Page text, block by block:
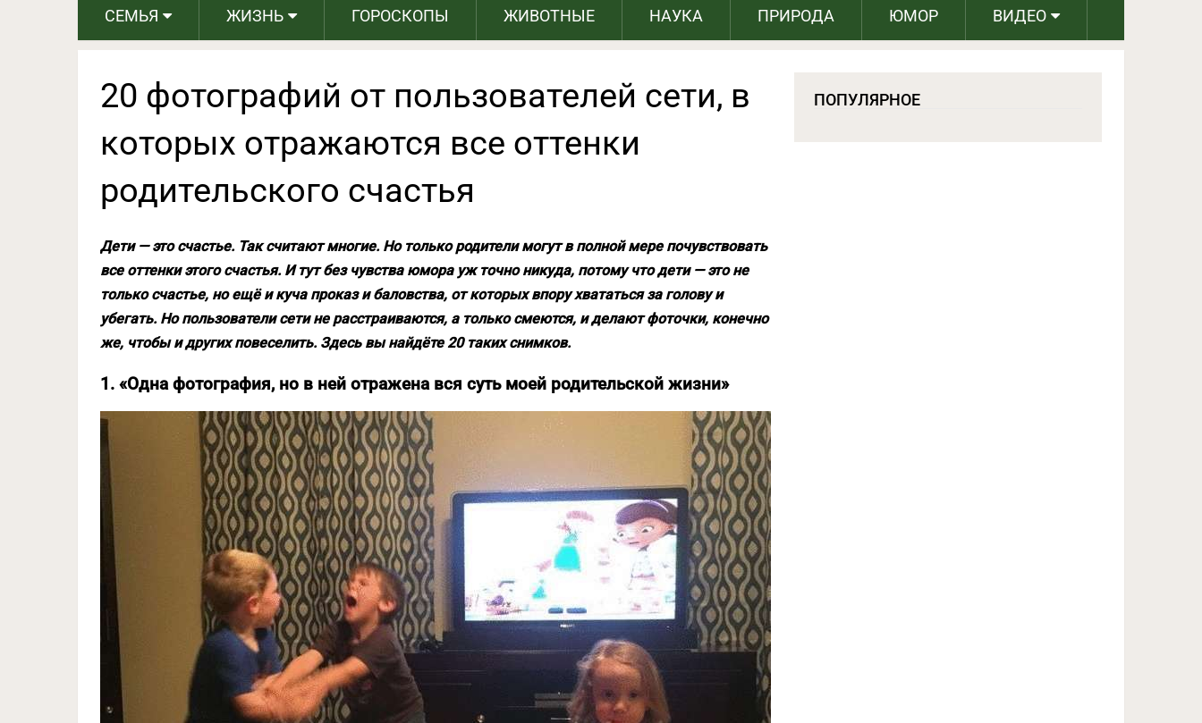
СЕМЬЯ ЖИЗНЬ ГОРОСКОПЫ ЖИВОТНЫЕ НАУКА ПРИРОДА ЮМОР ВИДЕО
20 фотографий от пользователей сети, в
которых отражаются все оттенки
родительского счастья
Дети — это счастье. Так считают многие. Но только родители могут в полной мере почувствовать
все оттенки этого счастья. И тут без чувства юмора уж точно никуда, потому что дети — это не
только счастье, но ещё и куча проказ и баловства, от которых впору хвататься за голову и
убегать. Но пользователи сети не расстраиваются, а только смеются, и делают фоточки, конечно
же, чтобы и других повеселить. Здесь вы найдёте 20 таких снимков.
1. «Одна фотография, но в ней отражена вся суть моей родительской жизни»
ПОПУЛЯРНОЕ